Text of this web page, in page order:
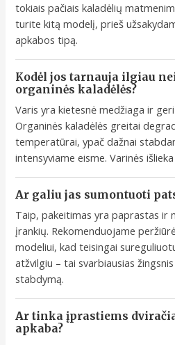
tokiais pačiais kaladėlių
turite kitą modelį, prieš
apkabos tipą.
Kodėl jos tarnauja ilgiau
organinės kaladėlės?
Varis yra kietesnė medžiaga ir
Organinės kaladėlės greitai
temperatūrai, ypač dažnai
intensyviame eisme. Varinės
Ar galiu jas sumontuoti
Taip, pakeitimas yra paprastas ir
įrankių. Rekomenduojame
modeliui, kad teisingai
atžvilgiu – tai svarbiausias
stabdymą.
Ar tinka įprastiems
apkaba?